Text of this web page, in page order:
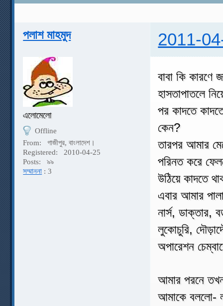
পলাশ মাহমুদ 2011-
এলোমেলো
Offline
From:
গাজীপুর, বাংলাদেশ।
Registered:
2010-04-25
Posts:
৯৯
সম্মাননা : 3
বাবা কি কারণে
হাসতাপাতলে
পর কাদতে
কেন?
তারপর আমার
পরিনত করে
উঠিয়ে কাদতে
এবার আমার
নার্স,
লুকোচুরি,
অপারেশন
আমার পরনে
আমাকে বললো-